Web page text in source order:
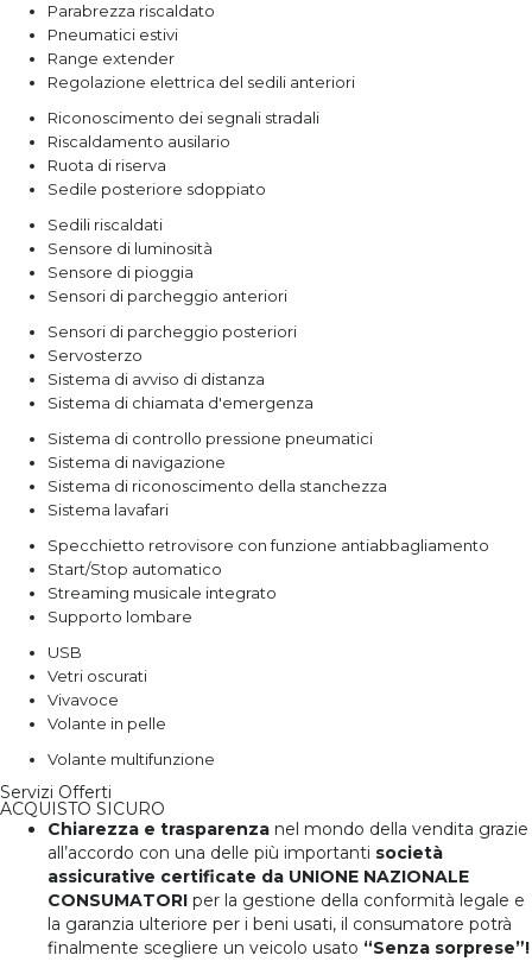
Parabrezza riscaldato
Pneumatici estivi
Range extender
Regolazione elettrica del sedili anteriori
Riconoscimento dei segnali stradali
Riscaldamento ausilario
Ruota di riserva
Sedile posteriore sdoppiato
Sedili riscaldati
Sensore di luminosità
Sensore di pioggia
Sensori di parcheggio anteriori
Sensori di parcheggio posteriori
Servosterzo
Sistema di avviso di distanza
Sistema di chiamata d'emergenza
Sistema di controllo pressione pneumatici
Sistema di navigazione
Sistema di riconoscimento della stanchezza
Sistema lavafari
Specchietto retrovisore con funzione antiabbagliamento
Start/Stop automatico
Streaming musicale integrato
Supporto lombare
USB
Vetri oscurati
Vivavoce
Volante in pelle
Volante multifunzione
Servizi Offerti
ACQUISTO SICURO
Chiarezza e trasparenza nel mondo della vendita grazie
all’accordo con una delle più importanti società
assicurative certificate da UNIONE NAZIONALE
CONSUMATORI per la gestione della conformità legale e
la garanzia ulteriore per i beni usati, il consumatore potrà
finalmente scegliere un veicolo usato “Senza sorprese”!